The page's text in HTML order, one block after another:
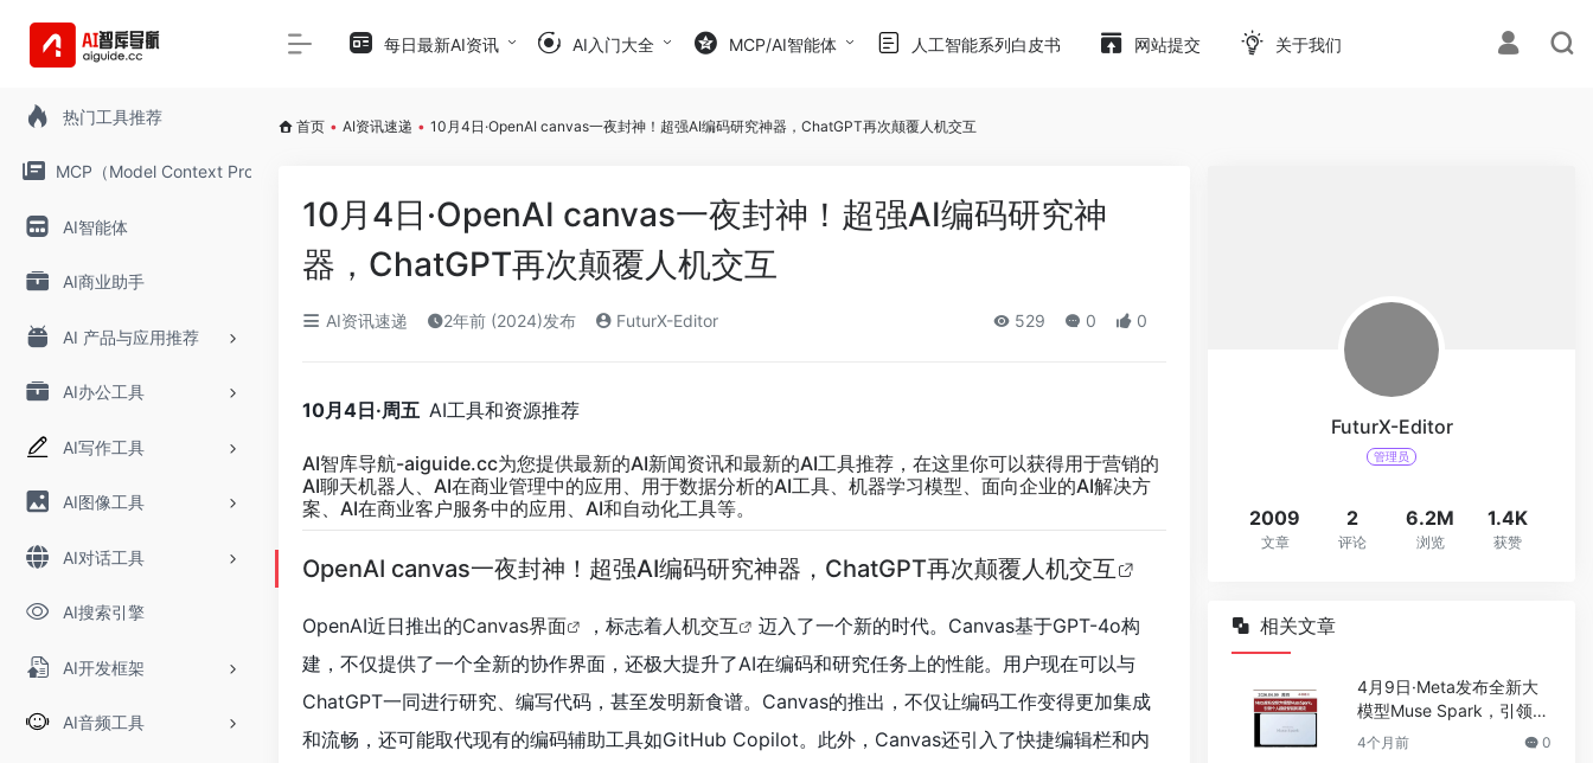
热门工具推荐
MCP（Model Context Protocol）
AI智能体
AI商业助手
AI 产品与应用推荐
AI办公工具
AI写作工具
AI图像工具
AI对话工具
AI搜索引擎
AI开发框架
AI音频工具
每日最新AI资讯 AI入门大全 MCP/AI智能体 人工智能系列白皮书 网站提交 关于我们
首页 • AI资讯速递 • 10月4日·OpenAI canvas一夜封神！超强AI编码研究神器，ChatGPT再次颠覆人机交互
10月4日·OpenAI canvas一夜封神！超强AI编码研究神
器，ChatGPT再次颠覆人机交互
AI资讯速递 2年前 (2024)发布 FuturX-Editor 529 0 0
10月4日·周五 AI工具和资源推荐
AI智库导航-aiguide.cc为您提供最新的AI新闻资讯和最新的AI工具推荐，在这里你可以获得用于营销的
AI聊天机器人、AI在商业管理中的应用、用于数据分析的AI工具、机器学习模型、面向企业的AI解决方
案、AI在商业客户服务中的应用、AI和自动化工具等。
OpenAI canvas一夜封神！超强AI编码研究神器，ChatGPT再次颠覆人机交互
OpenAI近日推出的Canvas界面 ，标志着人机交互
迈入了一个新的时代。Canvas基于GPT-4o构
建，不仅提供了一个全新的协作界面，还极大提升了AI在编码和研究任务上的性能。用户现在可以与
ChatGPT一同进行研究、编写代码，甚至发明新食谱。Canvas的推出，不仅让编码工作变得更加集成
和流畅，还可能取代现有的编码辅助工具如GitHub Copilot。此外，Canvas还引入了快捷编辑栏和内
FuturX-Editor
管理员
2009
文章
2
评论
6.2M
浏览
1.4K
获赞
相关文章
4月9日·Meta发布全新大
模型Muse Spark，引领个
人超级智能新潮流
4个月前 0